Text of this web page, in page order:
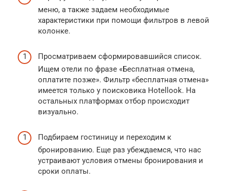
меню, а также задаем необходимые
характеристики при помощи фильтров в левой
колонке.
Просматриваем сформировавшийся список.
Ищем отели по фразе «Бесплатная отмена,
оплатите позже». Фильтр «бесплатная отмена»
имеется только у поисковика Hotellook. На
остальных платформах отбор происходит
визуально.
Подбираем гостиницу и переходим к
бронированию. Еще раз убеждаемся, что нас
устраивают условия отмены бронирования и
сроки оплаты.